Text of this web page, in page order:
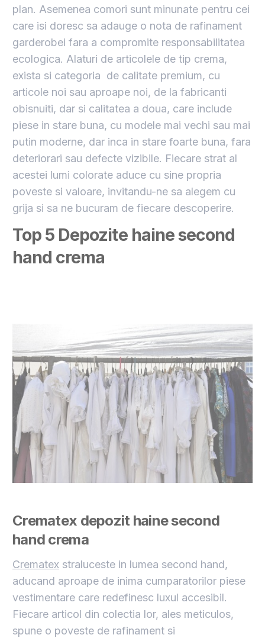
plan. Asemenea comori sunt minunate pentru cei
care isi doresc sa adauge o nota de rafinament
garderobei fara a compromite responsabilitatea
ecologica. Alaturi de articolele de tip crema,
exista si categoria de calitate premium, cu
articole noi sau aproape noi, de la fabricanti
obisnuiti, dar si calitatea a doua, care include
piese in stare buna, cu modele mai vechi sau mai
putin moderne, dar inca in stare foarte buna, fara
deteriorari sau defecte vizibile. Fiecare strat al
acestei lumi colorate aduce cu sine propria
poveste si valoare, invitandu-ne sa alegem cu
grija si sa ne bucuram de fiecare descoperire.
Top 5 Depozite haine second
hand crema
Crematex depozit haine second
hand crema
Crematex straluceste in lumea second hand,
aducand aproape de inima cumparatorilor piese
vestimentare care redefinesc luxul accesibil.
Fiecare articol din colectia lor, ales meticulos,
spune o poveste de rafinament si